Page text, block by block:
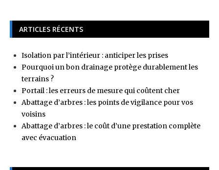
ARTICLES RÉCENTS
Isolation par l’intérieur : anticiper les prises
Pourquoi un bon drainage protège durablement les
terrains ?
Portail : les erreurs de mesure qui coûtent cher
Abattage d’arbres : les points de vigilance pour vos
voisins
Abattage d’arbres : le coût d’une prestation complète
avec évacuation